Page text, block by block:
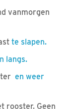
vanmorgen
te slapen.
langs.
en weer
rooster. Geen